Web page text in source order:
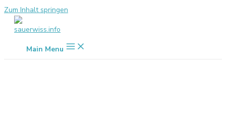
Zum Inhalt springen
Main Menu